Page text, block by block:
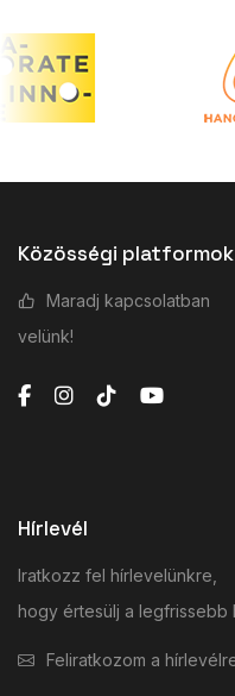
Közösségi platformok
Maradj kapcsolatban
velünk!
Hírlevél
Iratkozz fel hírlevelünkre,
hogy értesülj a legfrissebb
Feliratkozom a